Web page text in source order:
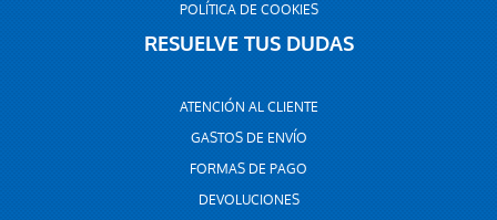
POLÍTICA DE COOKIES
RESUELVE TUS DUDAS
ATENCIÓN AL CLIENTE
GASTOS DE ENVÍO
FORMAS DE PAGO
DEVOLUCIONES